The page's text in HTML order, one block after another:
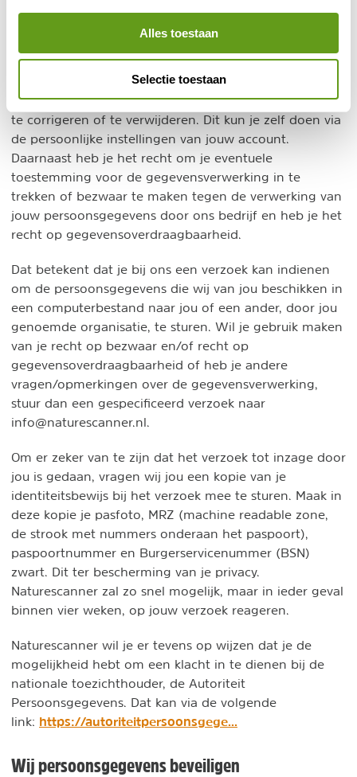
Alles toestaan
Selectie toestaan
https://veiliginternetten.nl/t...
Inzien, aanpassen of verwijderen
Je hebt het recht om je persoonsgegevens in te zien,
te corrigeren of te verwijderen. Dit kun je zelf doen via
de persoonlijke instellingen van jouw account.
Daarnaast heb je het recht om je eventuele
toestemming voor de gegevensverwerking in te
trekken of bezwaar te maken tegen de verwerking van
jouw persoonsgegevens door ons bedrijf en heb je het
recht op gegevensoverdraagbaarheid.
Dat betekent dat je bij ons een verzoek kan indienen
om de persoonsgegevens die wij van jou beschikken in
een computerbestand naar jou of een ander, door jou
genoemde organisatie, te sturen. Wil je gebruik maken
van je recht op bezwaar en/of recht op
gegevensoverdraagbaarheid of heb je andere
vragen/opmerkingen over de gegevensverwerking,
stuur dan een gespecificeerd verzoek naar
info@naturescanner.nl.
Om er zeker van te zijn dat het verzoek tot inzage door
jou is gedaan, vragen wij jou een kopie van je
identiteitsbewijs bij het verzoek mee te sturen. Maak in
deze kopie je pasfoto, MRZ (machine readable zone,
de strook met nummers onderaan het paspoort),
paspoortnummer en Burgerservicenummer (BSN)
zwart. Dit ter bescherming van je privacy.
Naturescanner zal zo snel mogelijk, maar in ieder geval
binnen vier weken, op jouw verzoek reageren.
Naturescanner wil je er tevens op wijzen dat je de
mogelijkheid hebt om een klacht in te dienen bij de
nationale toezichthouder, de Autoriteit
Persoonsgegevens. Dat kan via de volgende
link: https://autoriteitpersoonsgege...
Wij persoonsgegevens beveiligen